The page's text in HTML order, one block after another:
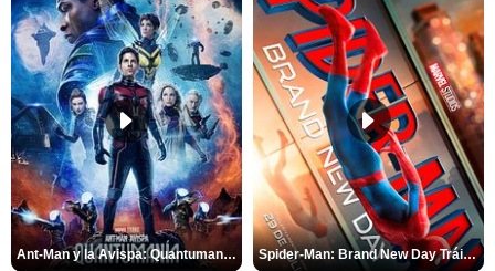
Ant-Man y la Avispa: Quantumanía Tráiler (2) Spider-Man: Brand New Day Tráiler (3)